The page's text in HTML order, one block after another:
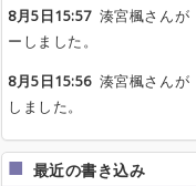
8月5日15:57湊宮楓さんが
ーしました。
8月5日15:56湊宮楓さんが
しました。
最近の書き込み